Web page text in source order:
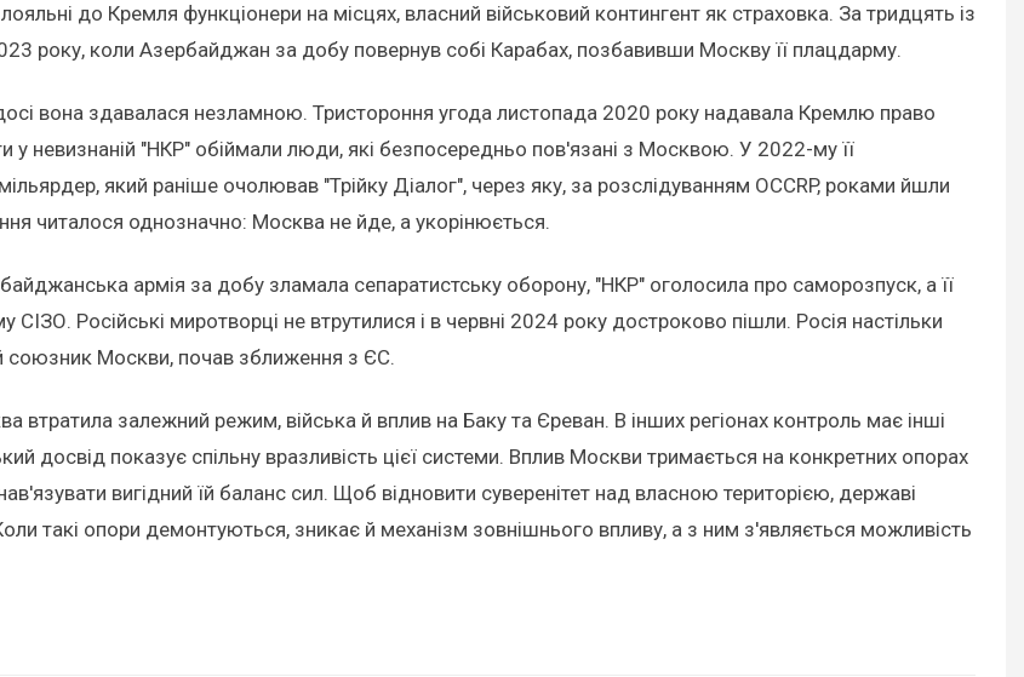
до Кремля функціонери на місцях, власний військовий контингент як страховка. За тридцять із
року, коли Азербайджан за добу повернув собі Карабах, позбавивши Москву її плацдарму.
досі вона здавалася незламною. Тристороння угода листопада 2020 року надавала Кремлю право
у невизнаній "НКР" обіймали люди, які безпосередньо пов'язані з Москвою. У 2022-му її
який раніше очолював "Трійку Діалог", через яку, за розслідуванням OCCRP, роками йшли
читалося однозначно: Москва не йде, а укорінюється.
армія за добу зламала сепаратистську оборону, "НКР" оголосила про саморозпуск, а її
Російські миротворці не втрутилися і в червні 2024 року достроково пішли. Росія настільки
союзник Москви, почав зближення з ЄС.
втратила залежний режим, війська й вплив на Баку та Єреван. В інших регіонах контроль має інші
досвід показує спільну вразливість цієї системи. Вплив Москви тримається на конкретних опорах
вигідний їй баланс сил. Щоб відновити суверенітет над власною територією, державі
такі опори демонтуються, зникає й механізм зовнішнього впливу, а з ним з'являється можливість